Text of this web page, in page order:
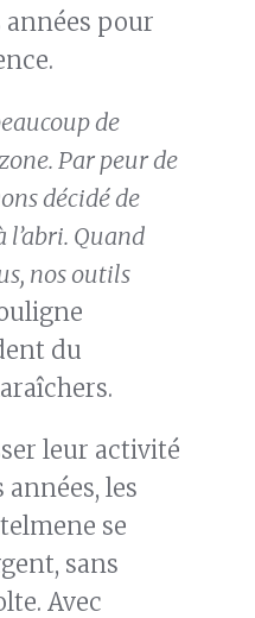
pour
de
Par peur de
décidé de
Quand
nos outils
du
leur activité
les
se
sans
Avec